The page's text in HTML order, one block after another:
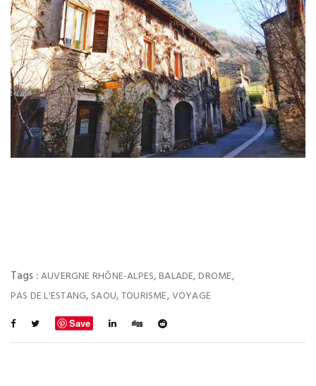
Tags :AUVERGNE RHÔNE-ALPES, BALADE, DROME,
PAS DE L'ESTANG, SAOU,TOURISME,VOYAGE
Save